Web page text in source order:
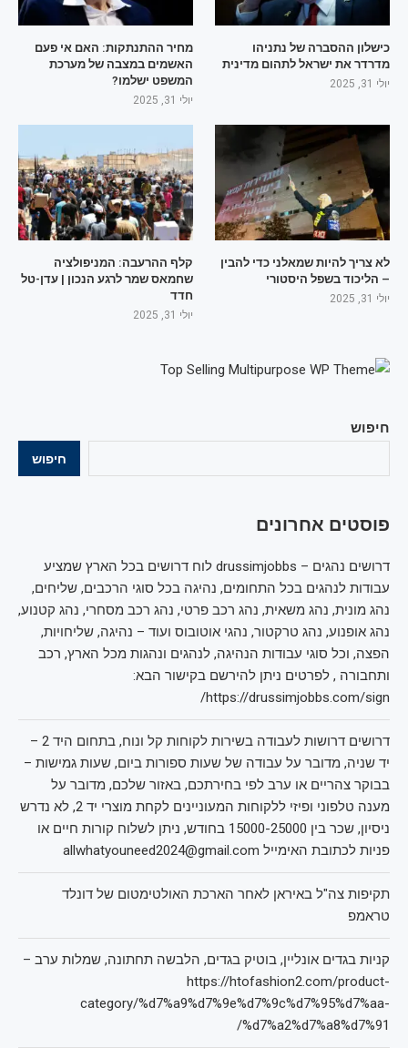
חיפוש
חיפוש
פוסטים אחרונים
דרושים נהגים – drussimjobbs לוח דרושים בכל הארץ שמציע
עבודות לנהגים בכל התחומים, נהיגה בכל סוגי הרכבים, שליחים,
נהג מונית, נהג משאית, נהג רכב פרטי, נהג רכב מסחרי, נהג קטנוע,
נהג אופנוע, נהג טרקטור, נהגי אוטובוס ועוד – נהיגה, שליחויות,
הפצה, וכל סוגי עבודות הנהיגה, לנהגים ונהגות מכל הארץ, רכב
ותחבורה , לפרטים ניתן להירשם בקישור הבא:
https://drussimjobbs.com/sign/
דרושים דרושות לעבודה בשירות לקוחות קל ונוח, בתחום היד 2 –
יד שניה, מדובר על עבודה של שעות ספורות ביום, שעות גמישות –
בבוקר צהריים או ערב לפי בחירתכם, באזור שלכם, מדובר על
מענה טלפוני ופיזי ללקוחות המעוניינים לקחת מוצרי יד 2, לא נדרש
ניסיון, שכר בין 15000-25000 בחודש, ניתן לשלוח קורות חיים או
פניות לכתובת האימייל allwhatyouneed2024@gmail.com
תקיפות צה"ל באיראן לאחר הארכת האולטימטום של דונלד
טראמפ
קניות בגדים אונליין, בוטיק בגדים, הלבשה תחתונה, שמלות ערב –
https://htofashion2.com/product-
category/%d7%a9%d7%9e%d7%9c%d7%95%d7%aa-
%d7%a2%d7%a8%d7%91/
כישלון ההסברה של נתניהו
מדרדר את ישראל לתהום מדינית
יולי 31, 2025
מחיר ההתנתקות: האם אי פעם
האשמים במצבה של מערכת
המשפט ישלמו?
יולי 31, 2025
לא צריך להיות שמאלני כדי להבין
– הליכוד בשפל היסטורי
יולי 31, 2025
קלף ההרעבה: המניפולציה
שחמאס שמר לרגע הנכון | עדן-טל
חדד
יולי 31, 2025